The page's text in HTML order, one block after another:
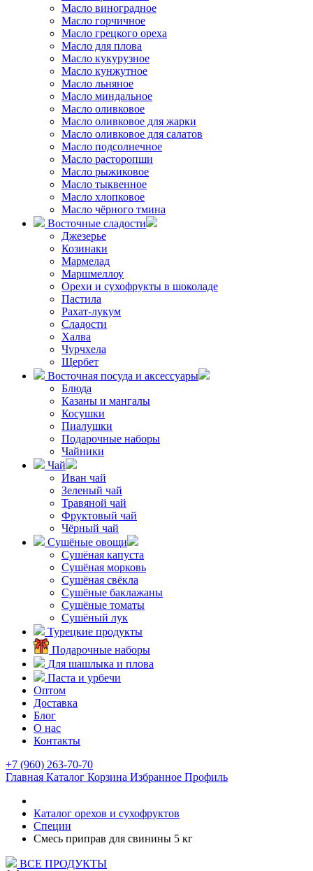
Масло виноградное
Масло горчичное
Масло грецкого ореха
Масло для плова
Масло кукурузное
Масло кунжутное
Масло льняное
Масло миндальное
Масло оливковое
Масло оливковое для жарки
Масло оливковое для салатов
Масло подсолнечное
Масло расторопши
Масло рыжиковое
Масло тыквенное
Масло хлопковое
Масло чёрного тмина
Восточные сладости
Джезерье
Козинаки
Мармелад
Маршмеллоу
Орехи и сухофрукты в шоколаде
Пастила
Рахат-лукум
Сладости
Халва
Чурчхела
Щербет
Восточная посуда и аксессуары
Блюда
Казаны и мангалы
Косушки
Пиалушки
Подарочные наборы
Чайники
Чай
Иван чай
Зеленый чай
Травяной чай
Фруктовый чай
Чёрный чай
Сушёные овощи
Сушёная капуста
Сушёная морковь
Сушёная свёкла
Сушёные баклажаны
Сушёные томаты
Сушёный лук
Турецкие продукты
Подарочные наборы
Для шашлыка и плова
Паста и урбечи
Оптом
Доставка
Блог
О нас
Контакты
+7 (960) 263-70-70
Главная Каталог Корзина Избранное Профиль
Каталог орехов и сухофруктов
Специи
Смесь приправ для свинины 5 кг
ВСЕ ПРОДУКТЫ